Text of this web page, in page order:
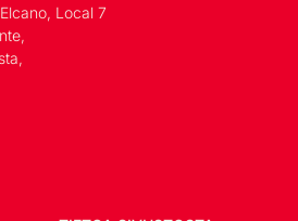
Local 7